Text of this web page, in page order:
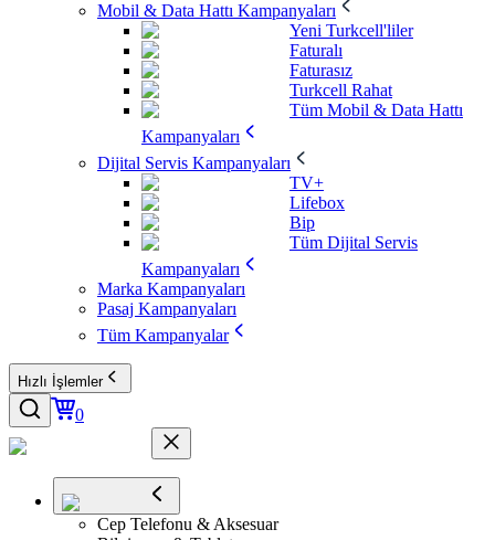
Mobil & Data Hattı Kampanyaları
Yeni Turkcell'liler
Faturalı
Faturasız
Turkcell Rahat
Tüm Mobil & Data Hattı
Kampanyaları
Dijital Servis Kampanyaları
TV+
Lifebox
Bip
Tüm Dijital Servis
Kampanyaları
Marka Kampanyaları
Pasaj Kampanyaları
Tüm Kampanyalar
Hızlı İşlemler
0
Cep Telefonu & Aksesuar